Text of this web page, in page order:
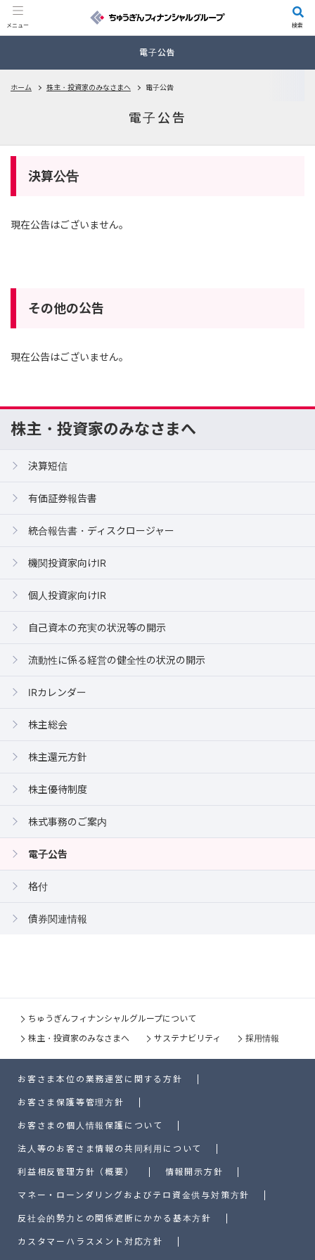
メニュー 検索
電子公告
ホーム 株主・投資家のみなさまへ 電子公告
電子公告
決算公告
現在公告はございません。
その他の公告
現在公告はございません。
株主・投資家のみなさまへ
決算短信
有価証券報告書
統合報告書・ディスクロージャー
機関投資家向けIR
個人投資家向けIR
自己資本の充実の状況等の開示
流動性に係る経営の健全性の状況の開示
IRカレンダー
株主総会
株主還元方針
株主優待制度
株式事務のご案内
電子公告
格付
債券関連情報
ちゅうぎんフィナンシャルグループについて
株主・投資家のみなさまへ
サステナビリティ 採用情報
お客さま本位の業務運営に関する方針
お客さま保護等管理方針
お客さまの個人情報保護について
法人等のお客さま情報の共同利用について
利益相反管理方針（概要） 情報開示方針
マネー・ローンダリングおよびテロ資金供与対策方針
反社会的勢力との関係遮断にかかる基本方針
カスタマーハラスメント対応方針